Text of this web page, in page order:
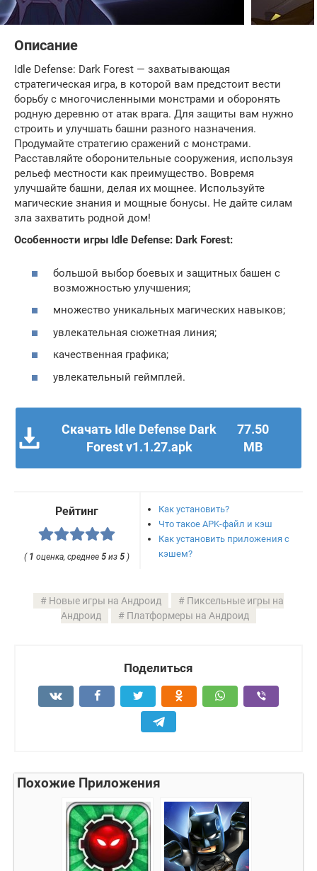
Описание
Idle Defense: Dark Forest — захватывающая
стратегическая игра, в которой вам предстоит вести
борьбу с многочисленными монстрами и оборонять
родную деревню от атак врага. Для защиты вам нужно
строить и улучшать башни разного назначения.
Продумайте стратегию сражений с монстрами.
Расставляйте оборонительные сооружения, используя
рельеф местности как преимущество. Вовремя
улучшайте башни, делая их мощнее. Используйте
магические знания и мощные бонусы. Не дайте силам
зла захватить родной дом!
Особенности игры Idle Defense: Dark Forest:
большой выбор боевых и защитных башен с
возможностью улучшения;
множество уникальных магических навыков;
увлекательная сюжетная линия;
качественная графика;
увлекательный геймплей.
Скачать Idle Defense Dark
Forest v1.1.27.apk
77.50
MB
Рейтинг
( 1 оценка, среднее5 из5 )
Как установить?
Что такое APK-файл и кэш
Как установить приложения с
кэшем?
Новые игры на Андроид
Пиксельные игры на
Андроид
Платформеры на Андроид
Поделиться
Похожие Приложения